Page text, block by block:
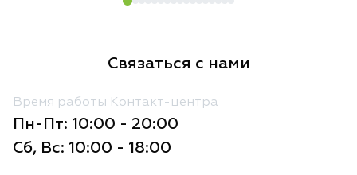
Связаться с нами
Время работы Контакт-центра
Пн-Пт: 10:00 - 20:00
Сб, Вс: 10:00 - 18:00